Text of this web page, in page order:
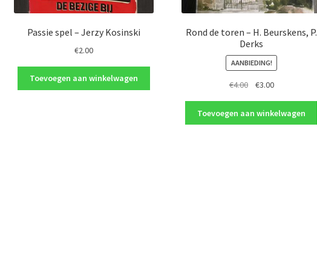
Passie spel – Jerzy Kosinski
€2.00
Toevoegen aan winkelwagen
Rond de toren – H. Beurskens, P.
Derks
AANBIEDING!
€4.00
Oorspronkelijke
was:
€4.00.
€3.00Huidige
is:
€3.00.
Toevoegen aan winkelwagen